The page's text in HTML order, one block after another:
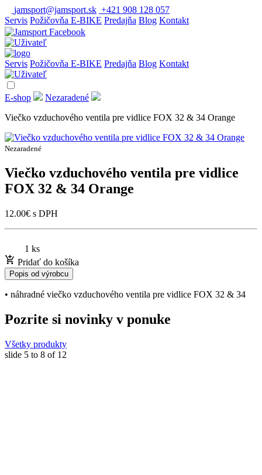
jamsport@jamsport.sk +421 908 128 057
Servis Požičovňa E-BIKE Predajňa Blog Kontakt
Servis Požičovňa E-BIKE Predajňa Blog Kontakt
E-shop
Nezaradené
Viečko vzduchového ventila pre vidlice FOX 32 & 34 Orange
Nezaradené
Viečko vzduchového ventila pre vidlice
FOX 32 & 34 Orange
12.00€ s DPH
1 ks
Pridať do košíka
Popis od výrobcu
• náhradné viečko vzduchového ventila pre vidlice FOX 32 & 34
Pozrite si novinky v ponuke
Všetky produkty
slide 5 to 8 of 12